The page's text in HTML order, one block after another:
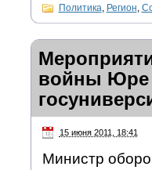
Политика Регион
войны Юре
15 июня 2011, 18:41
Министр